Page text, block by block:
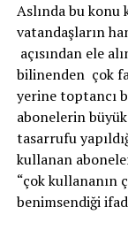
Aslında bu
vatandaşların
açısından ele
bilinenden çok
yerine toptancı
abonelerin
tasarrufu
kullanan
“çok kullananın
benimsendiği